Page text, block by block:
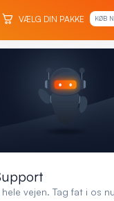
VÆLG DIN PAKKE KØB
vejen. Tag fat i os